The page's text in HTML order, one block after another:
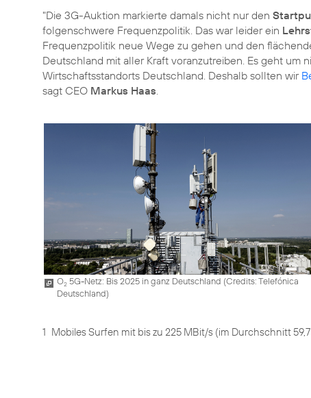
"Die 3G-Auktion markierte damals nicht nur den
folgenschwere Frequenzpolitik. Das war leider ein
Frequenzpolitik neue Wege zu gehen und den
Deutschland mit aller Kraft voranzutreiben. Es geht um
Wirtschaftsstandorts Deutschland. Deshalb sollten wir
sagt CEO Markus Haas
O2 5G-Netz: Bis 2025 in ganz Deutschland (Credits: Telefónica
Deutschland)
1 Mobiles Surfen mit bis zu 225 MBit/s (im Durchschnitt